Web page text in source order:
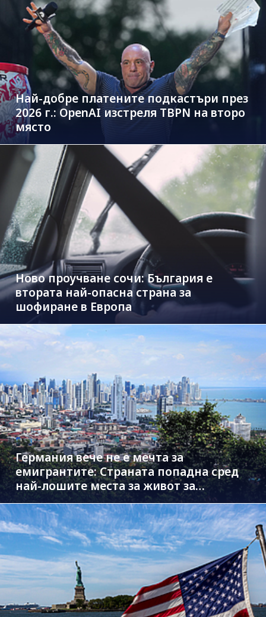
Най-добре платените подкастъри през
2026 г.: OpenAI изстреля TBPN на второ
място
Ново проучване сочи: България е
втората най-опасна страна за
шофиране в Европа
Германия вече не е мечта за
емигрантите: Страната попадна сред
най-лошите места за живот за
чужденци